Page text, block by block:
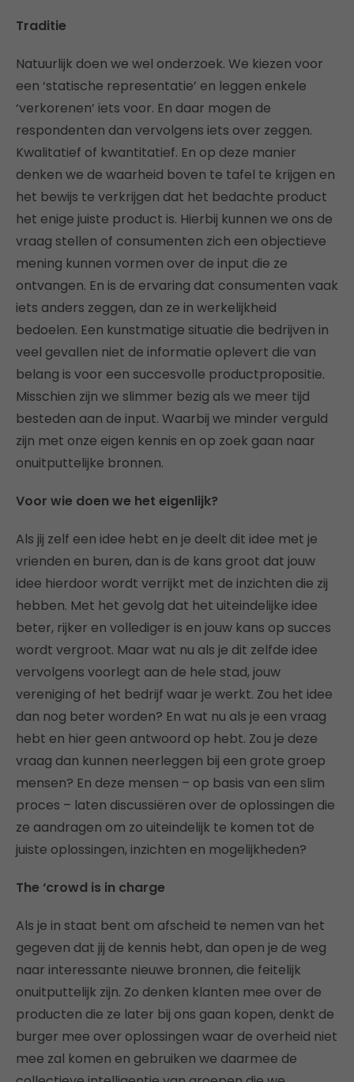
Traditie
Natuurlijk doen we wel onderzoek. We kiezen voor
een ‘statische representatie’ en leggen enkele
‘verkorenen’ iets voor. En daar mogen de
respondenten dan vervolgens iets over zeggen.
Kwalitatief of kwantitatief. En op deze manier
denken we de waarheid boven te tafel te krijgen en
het bewijs te verkrijgen dat het bedachte product
het enige juiste product is. Hierbij kunnen we ons de
vraag stellen of consumenten zich een objectieve
mening kunnen vormen over de input die ze
ontvangen. En is de ervaring dat consumenten vaak
iets anders zeggen, dan ze in werkelijkheid
bedoelen. Een kunstmatige situatie die bedrijven in
veel gevallen niet de informatie oplevert die van
belang is voor een succesvolle productpropositie.
Misschien zijn we slimmer bezig als we meer tijd
besteden aan de input. Waarbij we minder verguld
zijn met onze eigen kennis en op zoek gaan naar
onuitputtelijke bronnen.
Voor wie doen we het eigenlijk?
Als jij zelf een idee hebt en je deelt dit idee met je
vrienden en buren, dan is de kans groot dat jouw
idee hierdoor wordt verrijkt met de inzichten die zij
hebben. Met het gevolg dat het uiteindelijke idee
beter, rijker en vollediger is en jouw kans op succes
wordt vergroot. Maar wat nu als je dit zelfde idee
vervolgens voorlegt aan de hele stad, jouw
vereniging of het bedrijf waar je werkt. Zou het idee
dan nog beter worden? En wat nu als je een vraag
hebt en hier geen antwoord op hebt. Zou je deze
vraag dan kunnen neerleggen bij een grote groep
mensen? En deze mensen – op basis van een slim
proces – laten discussiëren over de oplossingen die
ze aandragen om zo uiteindelijk te komen tot de
juiste oplossingen, inzichten en mogelijkheden?
The ‘crowd is in charge
Als je in staat bent om afscheid te nemen van het
gegeven dat jij de kennis hebt, dan open je de weg
naar interessante nieuwe bronnen, die feitelijk
onuitputtelijk zijn. Zo denken klanten mee over de
producten die ze later bij ons gaan kopen, denkt de
burger mee over oplossingen waar de overheid niet
mee zal komen en gebruiken we daarmee de